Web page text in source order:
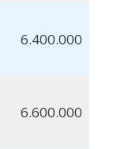
6.400.000
6.600.000